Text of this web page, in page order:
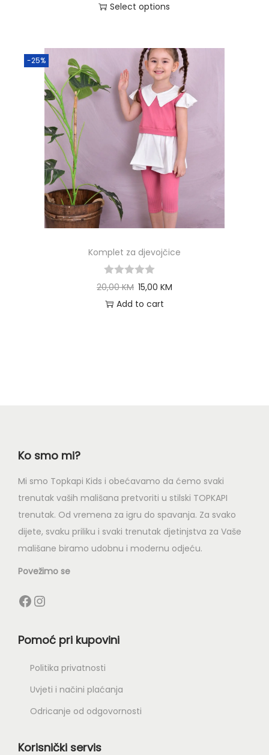
Select options
-25%
Komplet za djevojčice
20,00KM 15,00 KM
Add to cart
Ko smo mi?
Mi smo Topkapi Kids i obećavamo da ćemo svaki
trenutak vaših mališana pretvoriti u stilski TOPKAPI
trenutak. Od vremena za igru do spavanja. Za svako
dijete, svaku priliku i svaki trenutak djetinjstva za Vaše
mališane biramo udobnu i modernu odjeću.
Povežimo se
Pomoć pri kupovini
Politika privatnosti
Uvjeti i načini plaćanja
Odricanje od odgovornosti
Korisnički servis